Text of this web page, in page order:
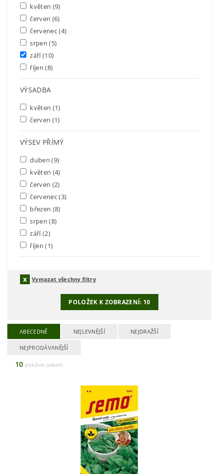
květen (9)
červen (6)
červenec(4)
srpen(5)
září(10)
říjen(8)
VÝSADBA
květen (1)
červen (1)
VÝSEV PŘÍMÝ
duben(9)
květen (4)
červen (2)
červenec(3)
březen (8)
srpen(8)
září(2)
říjen(1)
Vymazat všechny filtry
POLOŽEK K ZOBRAZENÍ: 10
ABECEDNĚ NEJLEVNĚJŠÍ NEJDRAŽŠÍ
NEJPRODÁVANĚJŠÍ
10 položek celkem